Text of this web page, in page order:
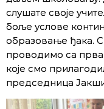
слушате своје
боље услове
образовање ђака.
проводимо са
које смо
председница